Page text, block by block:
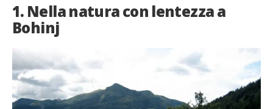
1. Nella natura con lentezza a
Bohinj